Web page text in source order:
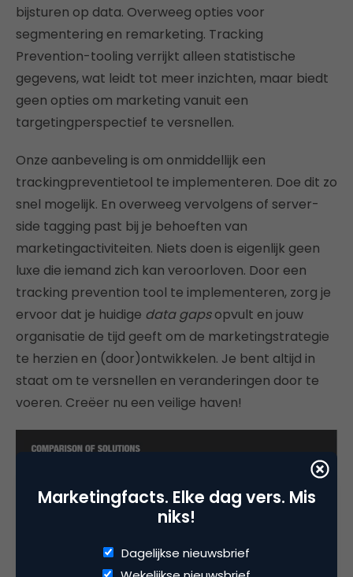
bijsturen op data. Overweeg opties voor
segmentering en remarketing. Tracking
Prevention-tooling verrijkt alleen statistische
gegevens, wat leidt tot meer inzichten, maar biedt
geen opties om marketing vanuit een
targetingperspectief te versnellen.
Onze aanbeveling is om onmiddellijk een
trackingpreventietool te implementeren. Doe dit zo
snel mogelijk. En overweeg vervolgens of server-
side tagging past bij je behoeften van
marketingactiviteiten. Niets doen is eigenlijk geen
luxe die iemand zich kan veroorloven. Door een
tracking prevention tool te implementeren, zorg je
ervoor dat je huidige data gapsopvult en jouw
organisatie de tijd geeft om de marketingstrategie
te herzien en (door)ontwikkelen. Je bent altijd in
staat om te versnellen en veranderingen door te
voeren. Creëer nu een veilige haven!
Marketingfacts. Elke dag vers. Mis
niks!
Dagelijkse nieuwsbrief